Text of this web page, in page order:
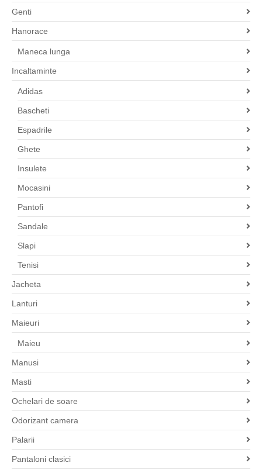
Genti
Hanorace
Maneca lunga
Incaltaminte
Adidas
Bascheti
Espadrile
Ghete
Insulete
Mocasini
Pantofi
Sandale
Slapi
Tenisi
Jacheta
Lanturi
Maieuri
Maieu
Manusi
Masti
Ochelari de soare
Odorizant camera
Palarii
Pantaloni clasici